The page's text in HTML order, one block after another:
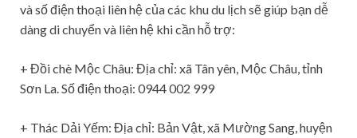
và số điện thoại liên hệ của các khu du lịch sẽ giúp bạn dễ
dàng di chuyển và liên hệ khi cần hỗ trợ:
+ Đồi chè Mộc Châu: Địa chỉ: xã Tân yên, Mộc Châu, tỉnh
Sơn La. Số điện thoại: 0944 002 999
+ Thác Dải Yếm: Địa chỉ: Bản Vật, xã Mường Sang, huyện